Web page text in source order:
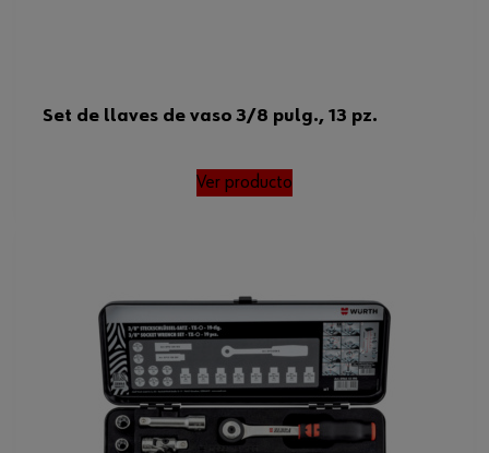
Set de llaves de vaso 3/8 pulg., 13 pz.
Ver producto